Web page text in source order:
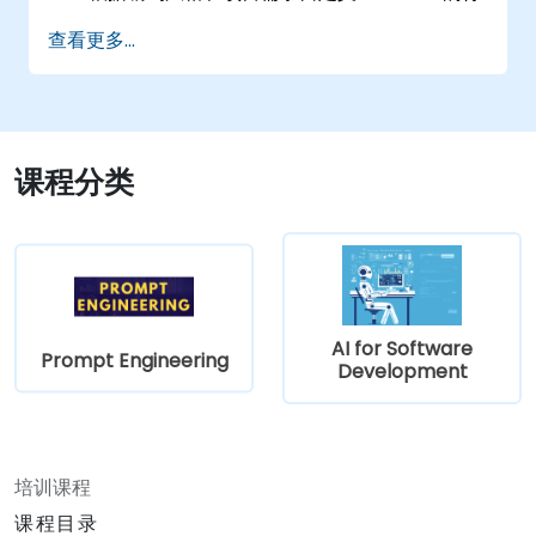
了解 Tabnine 的 AI 模型如何专门处理 Python
代码。
查看更多...
课程分类
Prompt Engineering
AI for Software
Development
培训课程
课程目录